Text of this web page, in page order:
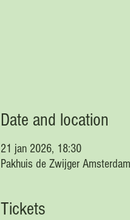
Date and location
21 jan 2026, 18:30
Pakhuis de Zwijger
Tickets